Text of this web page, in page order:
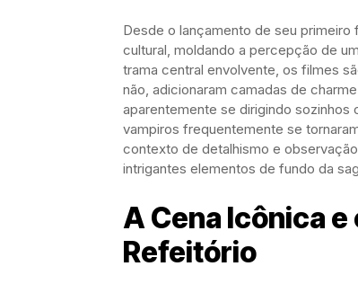
Desde o lançamento de seu
cultural, moldando a percepção de
trama central envolvente, os filmes
não, adicionaram camadas de
aparentemente se dirigindo
vampiros frequentemente se
contexto de detalhismo e
intrigantes elementos de fundo da
A Cena Icônica
Refeitório